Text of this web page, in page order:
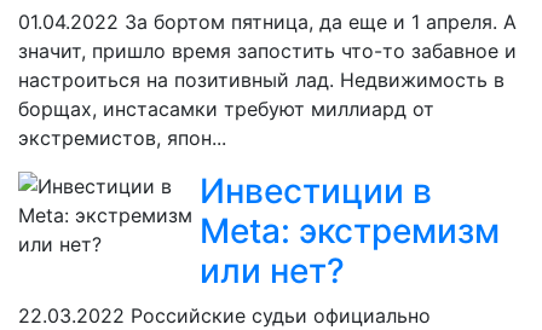
01.04.2022 За бортом пятница, да еще и 1 апреля. А
значит, пришло время запостить что-то забавное и
настроиться на позитивный лад. Недвижимость в
борщах, инстасамки требуют миллиард от
экстремистов, япон...
Инвестиции в
Meta: экстремизм
или нет?
22.03.2022 Российские судьи официально